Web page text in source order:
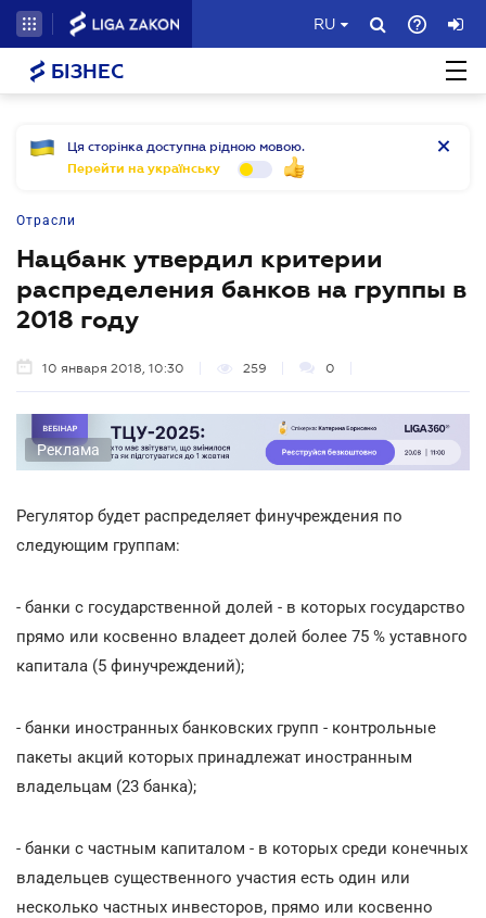
RU
БІЗНЕС
Ця сторінка доступна рідною мовою.
Перейти на українську
Отрасли
Нацбанк утвердил критерии
распределения банков на группы в
2018 году
10 января 2018, 10:30 259 0
Реклама
Регулятор будет распределяет финучреждения по
следующим группам:
- банки с государственной долей - в которых государство
прямо или косвенно владеет долей более 75 % уставного
капитала (5 финучреждений);
- банки иностранных банковских групп - контрольные
пакеты акций которых принадлежат иностранным
владельцам (23 банка);
- банки с частным капиталом - в которых среди конечных
владельцев существенного участия есть один или
несколько частных инвесторов, прямо или косвенно